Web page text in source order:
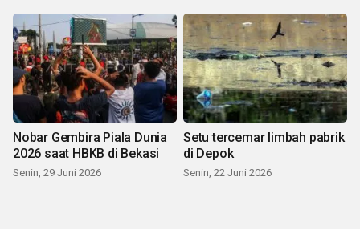
Nobar Gembira Piala Dunia
2026 saat HBKB di Bekasi
Senin, 29 Juni 2026
Setu tercemar limbah pabrik
di Depok
Senin, 22 Juni 2026